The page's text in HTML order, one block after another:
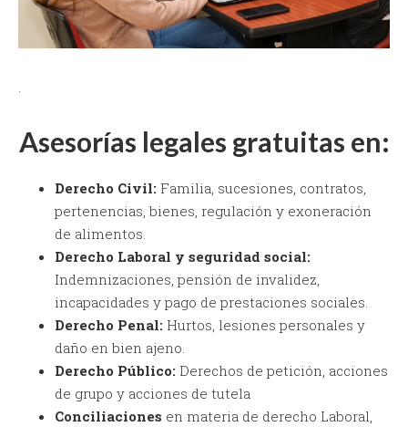
.
Asesorías legales gratuitas en:
Derecho Civil: Familia, sucesiones, contratos,
pertenencias, bienes, regulación y exoneración
de alimentos.
Derecho Laboral y seguridad social:
Indemnizaciones, pensión de invalidez,
incapacidades y pago de prestaciones sociales.
Derecho Penal: Hurtos, lesiones personales y
daño en bien ajeno.
Derecho Público: Derechos de petición, acciones
de grupo y acciones de tutela
Conciliaciones en materia de derecho Laboral,